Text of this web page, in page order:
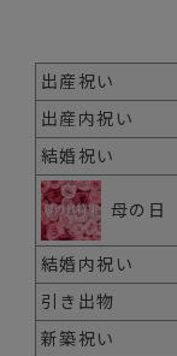
出産祝い
出産内祝い
結婚祝い
母の日
結婚内祝い
引き出物
新築祝い